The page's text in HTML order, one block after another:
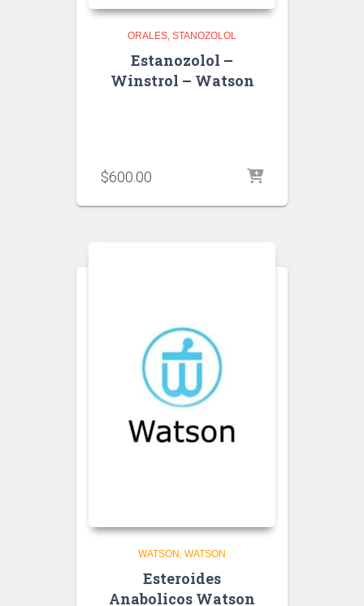
ORALES STANOZOLOL
Estanozolol –
Winstrol – Watson
$600.00
WATSON WATSON
Esteroides
Anabolicos Watson